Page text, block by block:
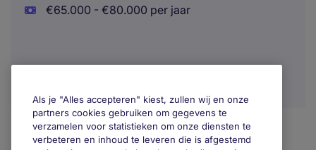
€65.000 - €80.000 per jaar
Als je "Alles accepteren" kiest, zullen wij en onze
partners cookies gebruiken om gegevens te
verzamelen voor statistieken om onze diensten te
verbeteren en inhoud te leveren die is afgestemd